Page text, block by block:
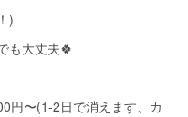
)
も大丈夫🍀
円〜(1-2日で消えます、カ